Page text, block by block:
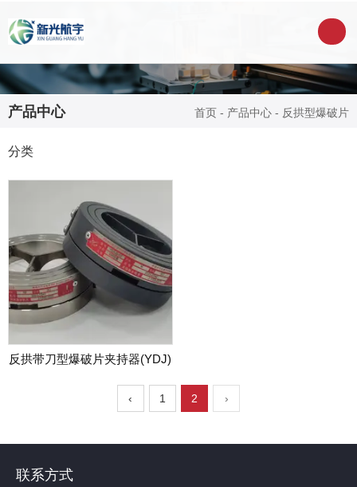
产品中心 首页 - 产品中心 - 反拱型爆破片
分类
反拱带刀型爆破片夹持器(YDJ)
‹ 1 2 ›
联系方式